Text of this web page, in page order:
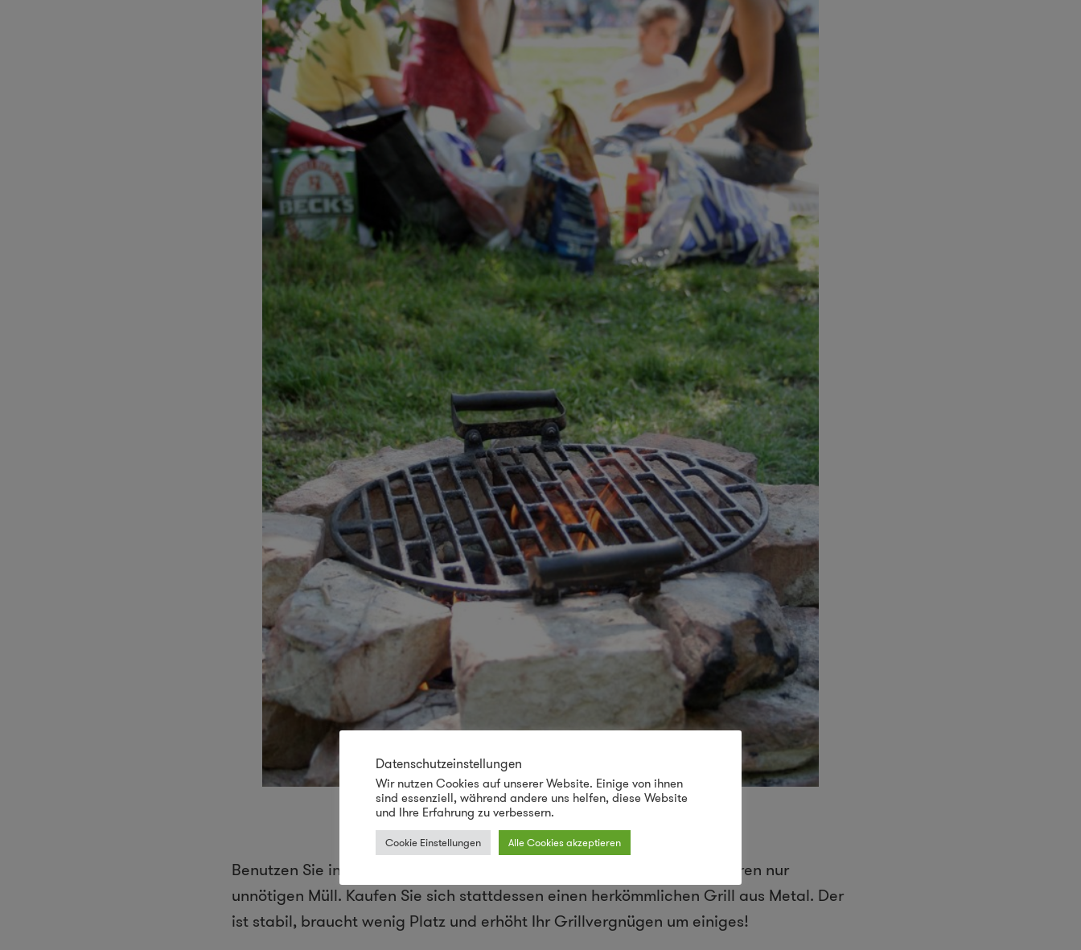
1. Der Grill
Benutzen Sie in keinem Fall einen Einweg- / Wegwerfgrill! Die produzieren nur
unnötigen Müll. Kaufen Sie sich stattdessen einen herkömmlichen Grill aus Metal. Der
ist stabil, braucht wenig Platz und erhöht Ihr Grillvergnügen um einiges!
Datenschutzeinstellungen
Wir nutzen Cookies auf unserer Website. Einige von ihnen
sind essenziell, während andere uns helfen, diese Website
und Ihre Erfahrung zu verbessern.
Cookie Einstellungen Alle Cookies akzeptieren